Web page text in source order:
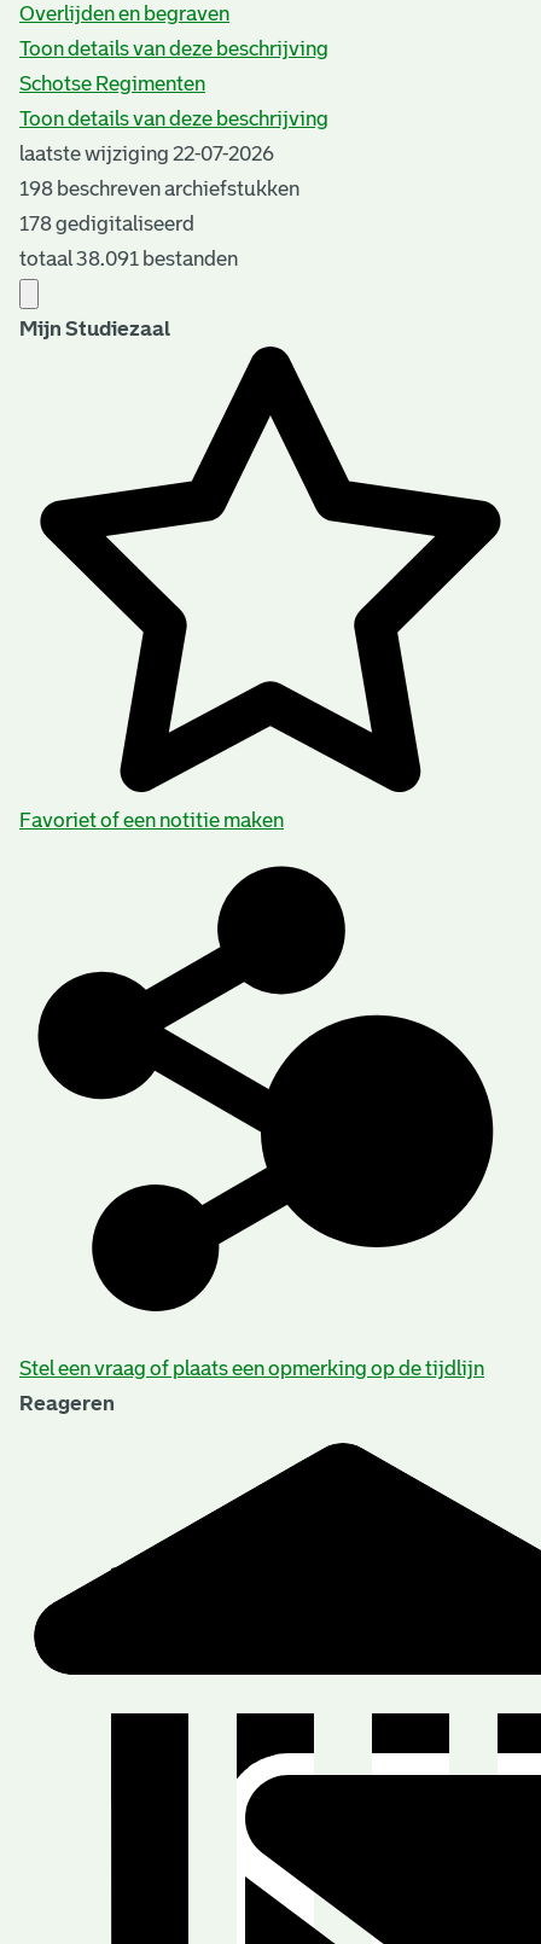
Overlijden en begraven
Toon details van deze beschrijving
Schotse Regimenten
Toon details van deze beschrijving
laatste wijziging 22-07-2026
198 beschreven archiefstukken
178 gedigitaliseerd
totaal 38.091 bestanden
Mijn Studiezaal
Favoriet of een notitie maken
Stel een vraag of plaats een opmerking op de tijdlijn
Reageren